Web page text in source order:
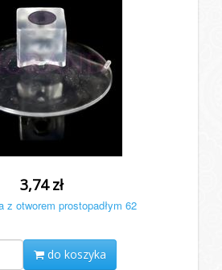
3,74 zł
z otworem prostopadłym 62
do koszyka